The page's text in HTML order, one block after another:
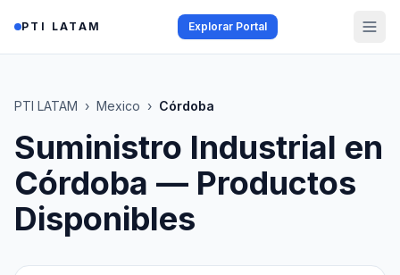
PTI LATAM Explorar Portal
PTI LATAM › Mexico › Córdoba
Suministro Industrial en
Córdoba — Productos
Disponibles